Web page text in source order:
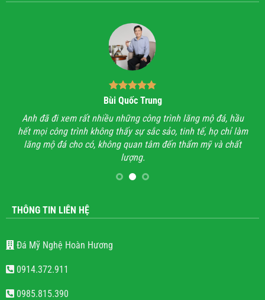
Bùi Quốc Trung
Anh đã đi xem rất nhiều những công trình lăng mộ đá, hầu
hết mọi công trình không thấy sự sắc sảo, tinh tế, họ chỉ làm
lăng mộ đá cho có, không quan tâm đến thẩm mỹ và chất
lượng.
THÔNG TIN LIÊN HỆ
Đá Mỹ Nghệ Hoàn Hương
0914.372.911
0985.815.390